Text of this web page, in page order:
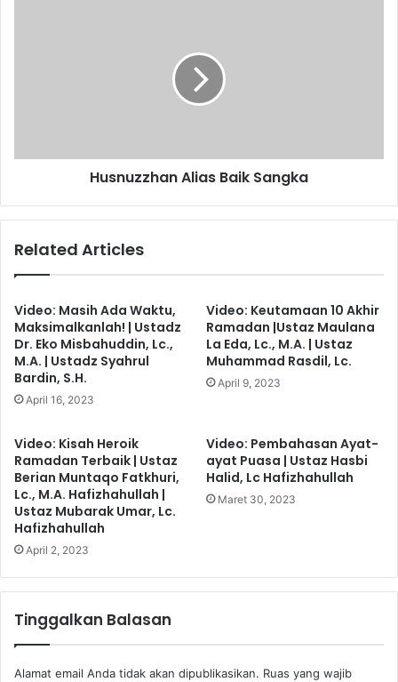
Husnuzzhan Alias Baik Sangka
Related Articles
Video: Masih Ada Waktu,
Maksimalkanlah! | Ustadz
Dr. Eko Misbahuddin, Lc.,
M.A. | Ustadz Syahrul
Bardin, S.H.
April 16, 2023
Video: Keutamaan 10 Akhir
Ramadan |Ustaz Maulana
La Eda, Lc., M.A. | Ustaz
Muhammad Rasdil, Lc.
April 9, 2023
Video: Kisah Heroik
Ramadan Terbaik | Ustaz
Berian Muntaqo Fatkhuri,
Lc., M.A. Hafizhahullah |
Ustaz Mubarak Umar, Lc.
Hafizhahullah
April 2, 2023
Video: Pembahasan Ayat-
ayat Puasa | Ustaz Hasbi
Halid, Lc Hafizhahullah
Maret 30, 2023
Tinggalkan Balasan
Alamat email Anda tidak akan dipublikasikan. Ruas yang wajib